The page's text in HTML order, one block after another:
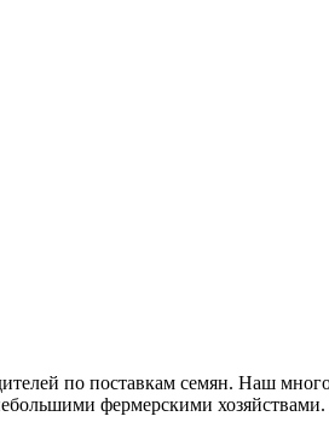
по поставкам семян. Наш
фермерскими